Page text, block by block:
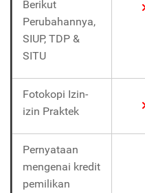
Berikut
Perubahannya,
SIUP, TDP &
SITU
Fotokopi Izin-
izin Praktek
Pernyataan
mengenai kredit
pemilikan